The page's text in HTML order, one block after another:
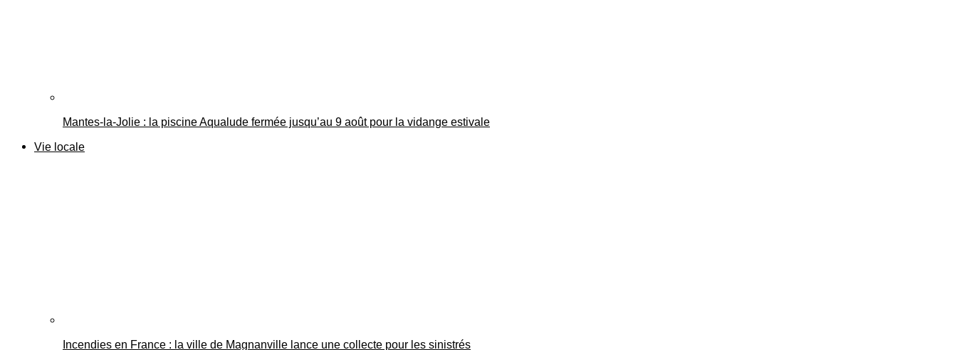
Mantes-la-Jolie : la piscine Aqualude fermée jusqu’au 9 août pour la vidange estivale
Vie locale
Incendies en France : la ville de Magnanville lance une collecte pour les sinistrés